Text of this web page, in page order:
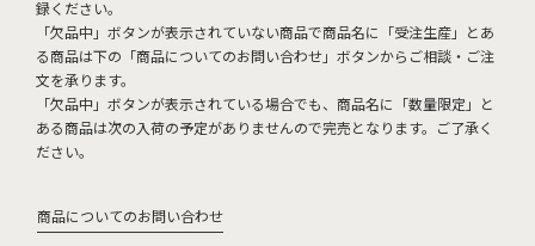
録ください。
「欠品中」ボタンが表示されていない商品で商品名に「受注生産」とあ
る商品は下の「商品についてのお問い合わせ」ボタンからご相談・ご注
文を承ります。
「欠品中」ボタンが表示されている場合でも、商品名に「数量限定」と
ある商品は次の入荷の予定がありませんので完売となります。ご了承く
ださい。
商品についてのお問い合わせ